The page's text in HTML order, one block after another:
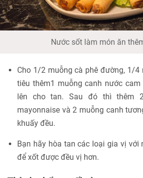
Nước sốt làm món ăn
Cho 1/2 muỗng cà phê đường, 1/4
tiêu thêm1 muỗng canh nước
lên cho tan. Sau đó thì thêm
mayonnaise và 2 muỗng canh
khuấy đều.
Bạn hãy hòa tan các loại gia vị với
để xốt được đều vị hơn.